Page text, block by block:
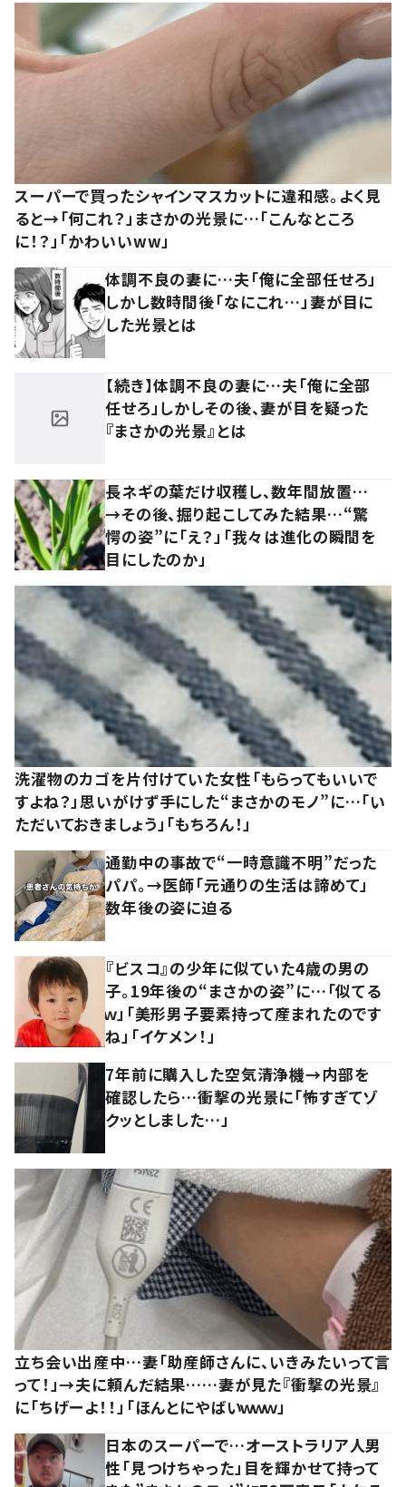
スーパーで買ったシャインマスカットに違和感。よく見
ると→「何これ？」まさかの光景に…「こんなところ
に！？」「かわいいww」
体調不良の妻に…夫「俺に全部任せろ」
しかし数時間後「なにこれ…」妻が目に
した光景とは
【続き】体調不良の妻に…夫「俺に全部
任せろ」しかしその後、妻が目を疑った
『まさかの光景』とは
長ネギの葉だけ収穫し、数年間放置…
→その後、掘り起こしてみた結果…“驚
愕の姿”に「え？」「我々は進化の瞬間を
目にしたのか」
洗濯物のカゴを片付けていた女性「もらってもいいで
すよね？」思いがけず手にした“まさかのモノ”に…「い
ただいておきましょう」「もちろん！」
通勤中の事故で“一時意識不明”だった
パパ。→医師「元通りの生活は諦めて」
数年後の姿に迫る
『ビスコ』の少年に似ていた4歳の男の
子。19年後の“まさかの姿”に…「似てる
ｗ」「美形男子要素持って産まれたのです
ね」「イケメン！」
7年前に購入した空気清浄機→内部を
確認したら…衝撃の光景に「怖すぎてゾ
クッとしました…」
立ち会い出産中…妻「助産師さんに、いきみたいって言
って！」→夫に頼んだ結果……妻が見た『衝撃の光景』
に「ちげーよ！！」「ほんとにやばいｗｗｗ」
日本のスーパーで…オーストラリア人男
性「見つけちゃった」目を輝かせて持って